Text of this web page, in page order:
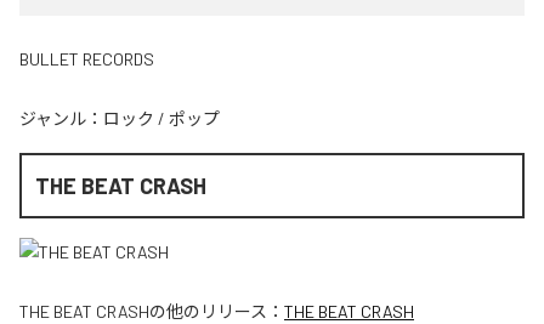
BULLET RECORDS
ジャンル： ロック / ポップ
THE BEAT CRASH
THE BEAT CRASHの他のリリース： THE BEAT CRASH